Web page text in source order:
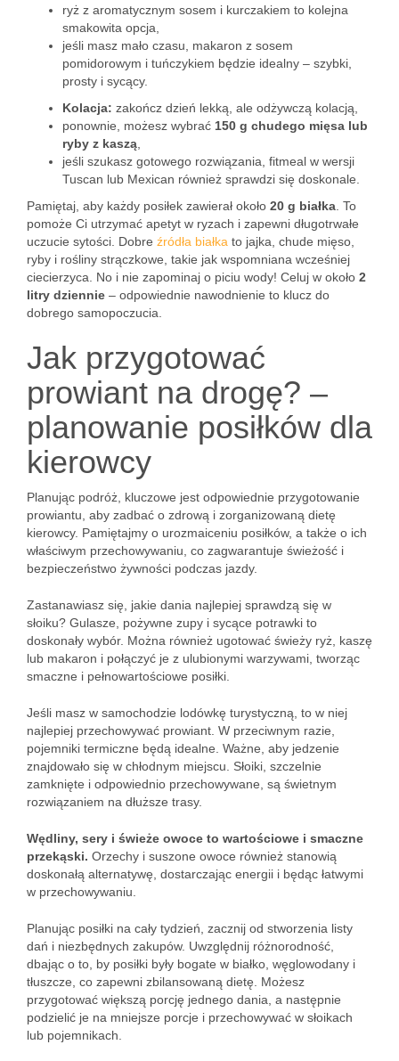
ryż z aromatycznym sosem i kurczakiem to kolejna
smakowita opcja,
jeśli masz mało czasu, makaron z sosem
pomidorowym i tuńczykiem będzie idealny – szybki,
prosty i sycący.
Kolacja: zakończ dzień lekką, ale odżywczą kolacją,
ponownie, możesz wybrać 150 g chudego mięsa lub
ryby z kaszą
jeśli szukasz gotowego rozwiązania, fitmeal w wersji
Tuscan lub Mexican również sprawdzi się doskonale.
Pamiętaj, aby każdy posiłek zawierał około 20 g białka . To
pomoże Ci utrzymać apetyt w ryzach i zapewni długotrwałe
uczucie sytości. Dobre źródła białka to jajka, chude mięso,
ryby i rośliny strączkowe, takie jak wspomniana wcześniej
ciecierzyca. No i nie zapominaj o piciu wody! Celuj w około 2
litry dziennie – odpowiednie nawodnienie to klucz do
dobrego samopoczucia.
Jak przygotować
prowiant na drogę? –
planowanie posiłków dla
kierowcy
Planując podróż, kluczowe jest odpowiednie przygotowanie
prowiantu, aby zadbać o zdrową i zorganizowaną dietę
kierowcy. Pamiętajmy o urozmaiceniu posiłków, a także o ich
właściwym przechowywaniu, co zagwarantuje świeżość i
bezpieczeństwo żywności podczas jazdy.
Zastanawiasz się, jakie dania najlepiej sprawdzą się w
słoiku? Gulasze, pożywne zupy i sycące potrawki to
doskonały wybór. Można również ugotować świeży ryż, kaszę
lub makaron i połączyć je z ulubionymi warzywami, tworząc
smaczne i pełnowartościowe posiłki.
Jeśli masz w samochodzie lodówkę turystyczną, to w niej
najlepiej przechowywać prowiant. W przeciwnym razie,
pojemniki termiczne będą idealne. Ważne, aby jedzenie
znajdowało się w chłodnym miejscu. Słoiki, szczelnie
zamknięte i odpowiednio przechowywane, są świetnym
rozwiązaniem na dłuższe trasy.
Wędliny, sery i świeże owoce to wartościowe i smaczne
przekąski. Orzechy i suszone owoce również stanowią
doskonałą alternatywę, dostarczając energii i będąc łatwymi
w przechowywaniu.
Planując posiłki na cały tydzień, zacznij od stworzenia listy
dań i niezbędnych zakupów. Uwzględnij różnorodność,
dbając o to, by posiłki były bogate w białko, węglowodany i
tłuszcze, co zapewni zbilansowaną dietę. Możesz
przygotować większą porcję jednego dania, a następnie
podzielić je na mniejsze porcje i przechowywać w słoikach
lub pojemnikach.